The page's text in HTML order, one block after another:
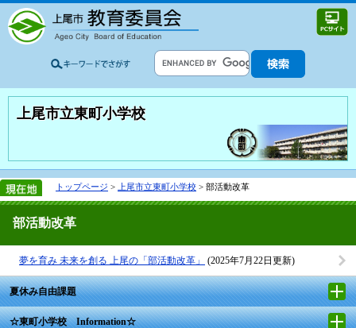
上尾市立東町小学校
トップページ > 上尾市立東町小学校 > 部活動改革
部活動改革
夢を育み 未来を創る 上尾の「部活動改革」 (2025年7月22日更新)
夏休み自由課題
☆東町小学校 Information☆